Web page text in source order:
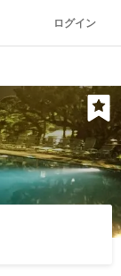
ログイン